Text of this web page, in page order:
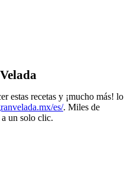
estas recetas y ¡mucho más! lo
es/. Miles de
un solo clic.